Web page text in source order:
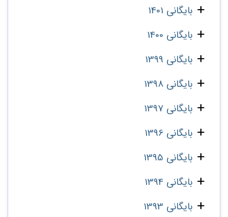
بایگانی 1401
بایگانی 1400
بایگانی 1399
بایگانی 1398
بایگانی 1397
بایگانی 1396
بایگانی 1395
بایگانی 1394
بایگانی 1393